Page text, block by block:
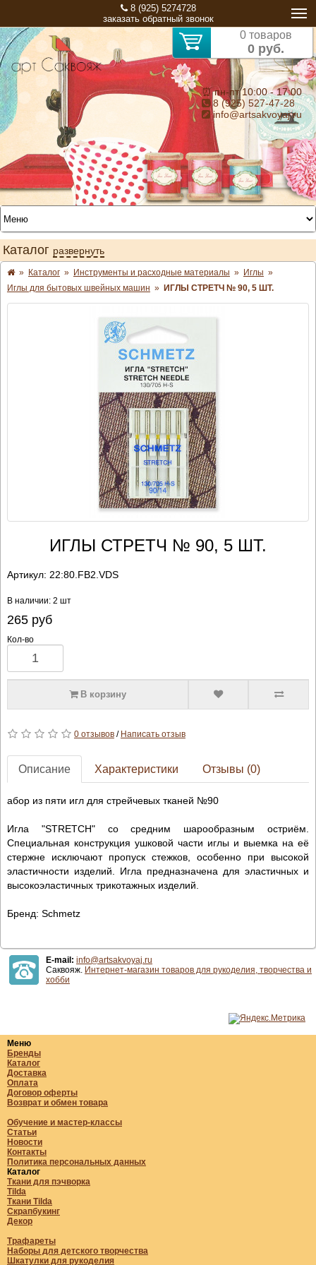
8 (925) 5274728
заказать обратный звонок
0 товаров
0 руб.
⏰ пн-пт 10:00 - 17:00
8 (925) 527-47-28
info@artsakvoyaj.ru
Каталог развернуть
» Каталог » Инструменты и расходные материалы » Иглы »
Иглы для бытовых швейных машин » ИГЛЫ СТРЕТЧ № 90, 5 ШТ.
ИГЛЫ СТРЕТЧ № 90, 5 ШТ.
Артикул: 22:80.FB2.VDS
В наличии: 2 шт
265руб
Кол-во
В корзину
0 отзывов/ Написать отзыв
Описание Характеристики Отзывы (0)
абор из пяти игл для стрейчевых тканей №90
Игла "STRETCH" со средним шарообразным остриём.
Специальная конструкция ушковой части иглы и выемка на её
стержне исключают пропуск стежков, особенно при высокой
эластичности изделий. Игла предназначена для эластичных и
высокоэластичных трикотажных изделий.
Бренд: Schmetz
E-mail: info@artsakvoyaj.ru
Саквояж. Интернет-магазин товаров для рукоделия, творчества и
хобби
Меню
Бренды
Каталог
Доставка
Оплата
Договор оферты
Возврат и обмен товара
Обучение и мастер-классы
Статьи
Новости
Контакты
Политика персональных данных
Каталог
Ткани для пэчворка
Tilda
Ткани Tilda
Скрапбукинг
Декор
Трафареты
Наборы для детского творчества
Шкатулки для рукоделия